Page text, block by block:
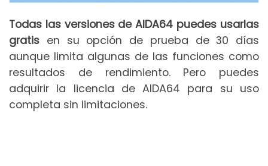
Todas las versiones de AIDA64 puedes usarlas
gratis en su opción de prueba de 30 días
aunque limita algunas de las funciones como
resultados de rendimiento. Pero puedes
adquirir la licencia de AIDA64 para su uso
completa sin limitaciones.